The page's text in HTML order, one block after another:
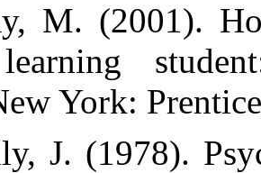
29. McVay,
distance
Internet.
30. Nunally,